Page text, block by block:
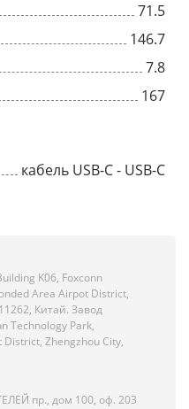
71.5
146.7
7.8
167
кабель USB-C - USB-C
K06, Foxconn
Area Airpot District,
Китай. Завод
Technology Park,
Zhengzhou City,
пр., дом 100, оф. 203